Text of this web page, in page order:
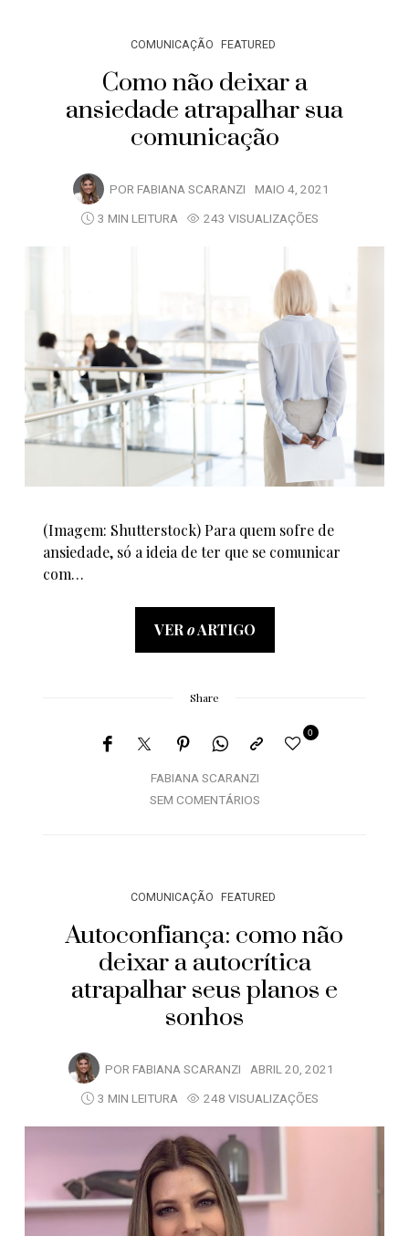
COMUNICAÇÃO FEATURED
Como não deixar a
ansiedade atrapalhar sua
comunicação
POR FABIANA SCARANZI MAIO 4, 2021
3 MIN LEITURA
243 VISUALIZAÇÕES
(Imagem: Shutterstock) Para quem sofre de
ansiedade, só a ideia de ter que se comunicar
com…
VER oARTIGO
Share
FABIANA SCARANZI
0
SEM COMENTÁRIOS
COMUNICAÇÃO FEATURED
Autoconfiança: como não
deixar a autocrítica
atrapalhar seus planos e
sonhos
POR FABIANA SCARANZI ABRIL 20, 2021
3 MIN LEITURA
248 VISUALIZAÇÕES